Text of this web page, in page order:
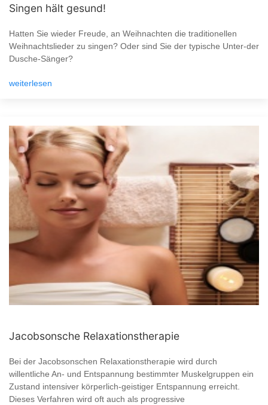
Singen hält gesund!
Hatten Sie wieder Freude, an Weihnachten die traditionellen
Weihnachtslieder zu singen? Oder sind Sie der typische Unter-der
Dusche-Sänger?
weiterlesen
Jacobsonsche Relaxationstherapie
Bei der Jacobsonschen Relaxationstherapie wird durch
willentliche An- und Entspannung bestimmter Muskelgruppen ein
Zustand intensiver körperlich-geistiger Entspannung erreicht.
Dieses Verfahren wird oft auch als progressive